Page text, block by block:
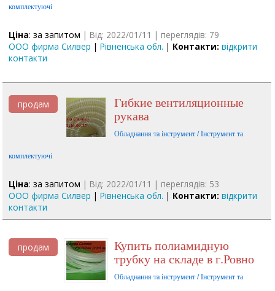
комплектуючі
Ціна: за запитом | Від: 2022/01/11 | переглядів: 79
ООО фирма Силвер |Рівненська обл. | Контакти: відкрити
контакти
продам Гибкие вентиляционные
рукава
Обладнання та інструмент / Інструмент та
комплектуючі
Ціна: за запитом | Від: 2022/01/11 | переглядів: 53
ООО фирма Силвер |Рівненська обл. | Контакти: відкрити
контакти
продам Купить полиамидную
трубку на складе в г.Ровно
Обладнання та інструмент / Інструмент та